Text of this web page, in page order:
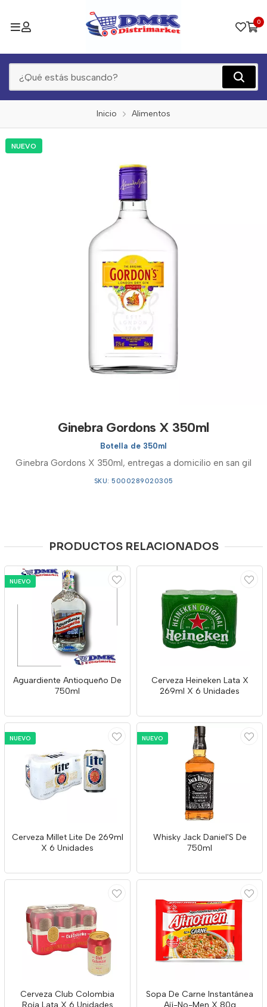
0
Inicio Alimentos
NUEVO
Ginebra Gordons X 350ml
Botella de 350ml
Ginebra Gordons X 350ml, entregas a domicilio en san gil
SKU: 5000289020305
PRODUCTOS RELACIONADOS
NUEVO
Aguardiente Antioqueño De
750ml
Cerveza Heineken Lata X
269ml X 6 Unidades
NUEVO
Cerveza Millet Lite De 269ml
X 6 Unidades
NUEVO
Whisky Jack Daniel'S De
750ml
Cerveza Club Colombia
Roja Lata X 6 Unidades
Sopa De Carne Instantánea
Ají-No-Men X 80g